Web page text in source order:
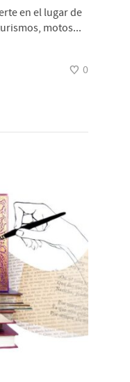
en el lugar de
motos...
0